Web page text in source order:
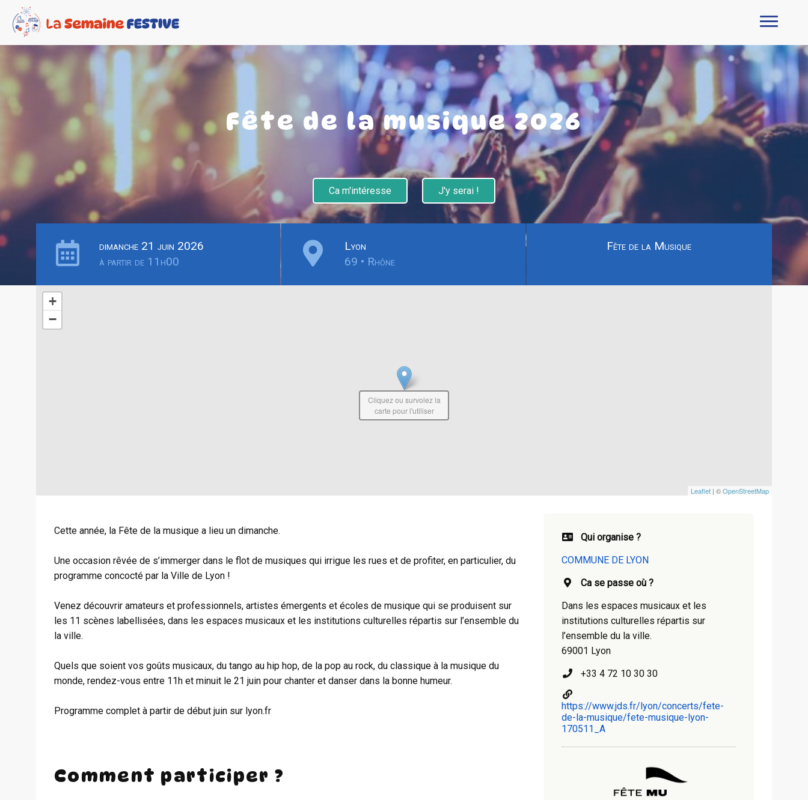
Fête de la musique 2026
Ca m'intéresse J'y serai !
dimanche 21 juin 2026
à partir de 11h00
Lyon
69 • Rhône
Fête de la Musique
+
−
Leaflet | ©OpenStreetMap
Cliquez ou survolez la
carte pour l'utiliser
Cette année, la Fête de la musique a lieu un dimanche.
Une occasion rêvée de s’immerger dans le flot de musiques qui irrigue les rues et de profiter, en particulier, du
programme concocté par la Ville de Lyon !
Venez découvrir amateurs et professionnels, artistes émergents et écoles de musique qui se produisent sur
les 11 scènes labellisées, dans les espaces musicaux et les institutions culturelles répartis sur l’ensemble du
la ville.
Quels que soient vos goûts musicaux, du tango au hip hop, de la pop au rock, du classique à la musique du
monde, rendez-vous entre 11h et minuit le 21 juin pour chanter et danser dans la bonne humeur.
Programme complet à partir de début juin sur lyon.fr
Comment participer ?
Qui organise ?
COMMUNE DE LYON
Ca se passe où ?
Dans les espaces musicaux et les
institutions culturelles répartis sur
l’ensemble du la ville.
69001 Lyon
+33 4 72 10 30 30
https://www.jds.fr/lyon/concerts/fete-
de-la-musique/fete-musique-lyon-
170511_A